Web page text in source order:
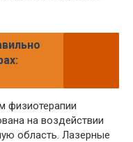
физиотерапии
на воздействии
область. Лазерные